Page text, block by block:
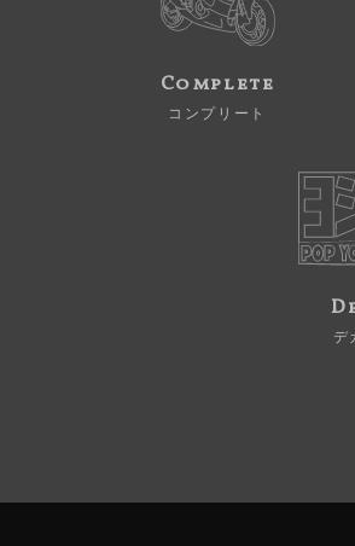
Complete
コンプリート
デ